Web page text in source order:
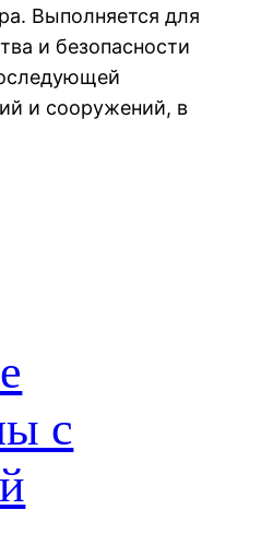
Выполняется для
и безопасности
и сооружений, в
с